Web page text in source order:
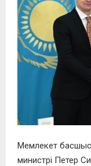
Мемлекет
министрі Петер